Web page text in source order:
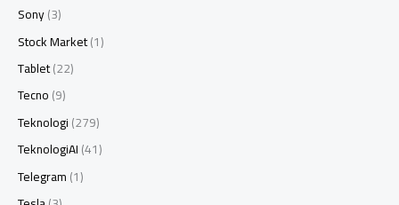
Sony(3)
Stock Market(1)
Tablet(22)
Tecno(9)
Teknologi(279)
TeknologiAI(41)
Telegram(1)